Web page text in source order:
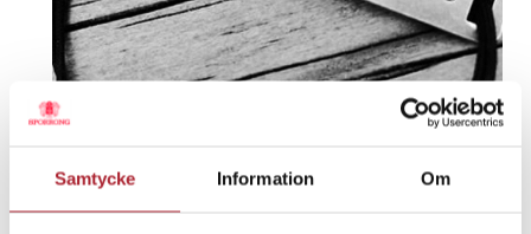
Samtycke Information Om